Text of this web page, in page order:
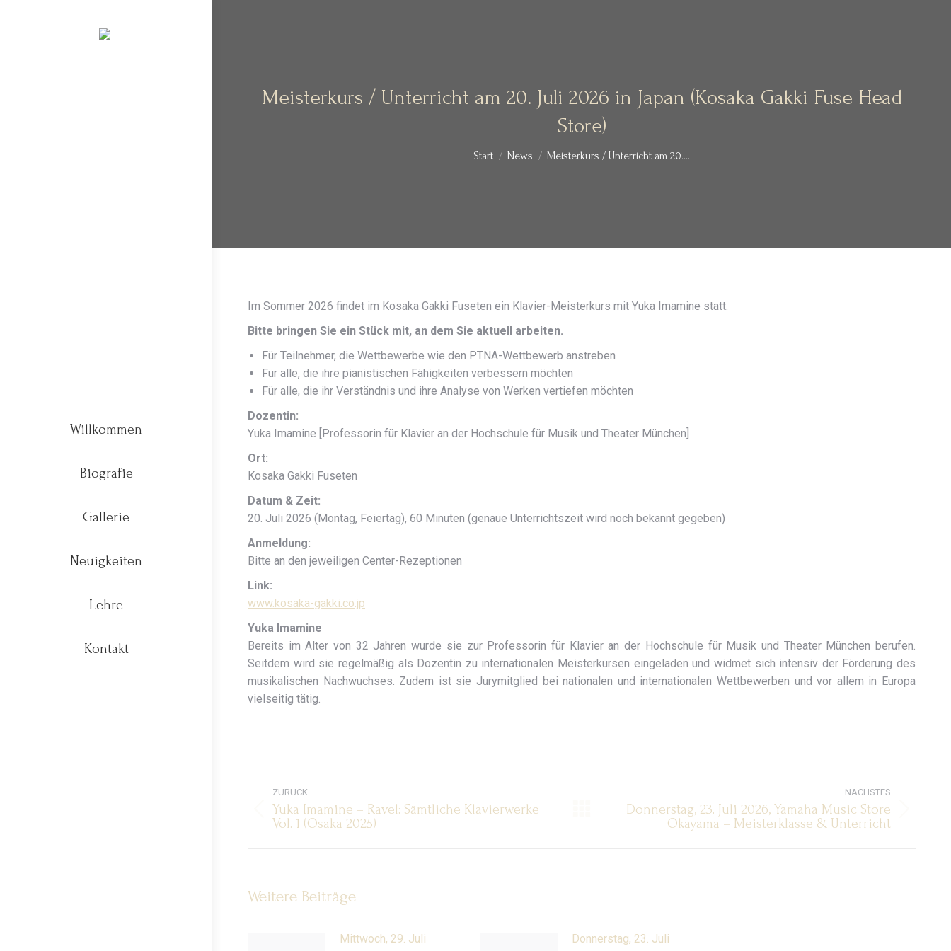
Willkommen
Biografie
Gallerie
Neuigkeiten
Lehre
Kontakt
Meisterkurs / Unterricht am 20. Juli 2026 in Japan (Kosaka Gakki Fuse Head
Store)
Sie befinden sich hier:
Start News Meisterkurs / Unterricht am 20.…
Im Sommer 2026 findet im Kosaka Gakki Fuseten ein Klavier-Meisterkurs mit Yuka Imamine statt.
Bitte bringen Sie ein Stück mit, an dem Sie aktuell arbeiten.
Für Teilnehmer, die Wettbewerbe wie den PTNA-Wettbewerb anstreben
Für alle, die ihre pianistischen Fähigkeiten verbessern möchten
Für alle, die ihr Verständnis und ihre Analyse von Werken vertiefen möchten
Dozentin:
Yuka Imamine [Professorin für Klavier an der Hochschule für Musik und Theater München]
Ort:
Kosaka Gakki Fuseten
Datum & Zeit:
20. Juli 2026 (Montag, Feiertag), 60 Minuten (genaue Unterrichtszeit wird noch bekannt gegeben)
Anmeldung:
Bitte an den jeweiligen Center-Rezeptionen
Link:
www.kosaka-gakki.co.jp
Yuka Imamine
Bereits im Alter von 32 Jahren wurde sie zur Professorin für Klavier an der Hochschule für Musik und Theater München berufen.
Seitdem wird sie regelmäßig als Dozentin zu internationalen Meisterkursen eingeladen und widmet sich intensiv der Förderung des
musikalischen Nachwuchses. Zudem ist sie Jurymitglied bei nationalen und internationalen Wettbewerben und vor allem in Europa
vielseitig tätig.
Kommentarnavigation
ZURÜCK
Vorheriger
Yuka Imamine – Ravel: Sämtliche Klavierwerke
Vol. 1 (Osaka 2025)
NÄCHSTES
Nächster
Donnerstag, 23. Juli 2026, Yamaha Music Store
Okayama – Meisterklasse & Unterricht
Weitere Beiträge
Mittwoch, 29. Juli
Donnerstag, 23. Juli